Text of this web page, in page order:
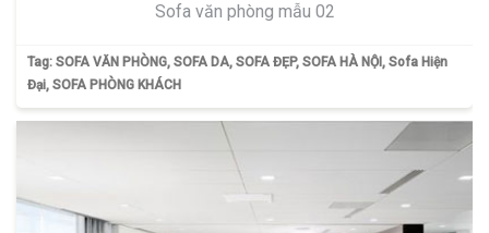
Sofa văn phòng mẫu 02
Tag: SOFA VĂN PHÒNG, SOFA DA, SOFA ĐẸP, SOFA HÀ NỘI , Sofa Hiện
Đại, SOFA PHÒNG KHÁCH